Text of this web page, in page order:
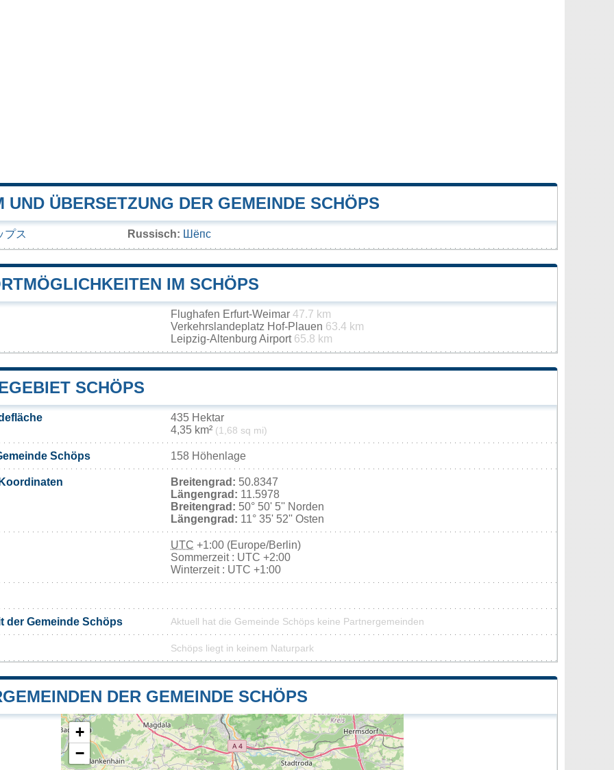
UND ÜBERSETZUNG DER GEMEINDE SCHÖPS
プス Russisch: Шёпс
IM SCHÖPS
Flughafen Erfurt-Weimar 47.7 km
Verkehrslandeplatz Hof-Plauen 63.4 km
Leipzig-Altenburg Airport 65.8 km
SCHÖPS
435 Hektar
4,35 km² (1,68 sq mi)
Schöps 158 Höhenlage
Breitengrad: 50.8347
Längengrad: 11.5978
Breitengrad: 50° 50' 5'' Norden
Längengrad: 11° 35' 52'' Osten
UTC +1:00 (Europe/Berlin)
Sommerzeit : UTC +2:00
Winterzeit : UTC +1:00
der Gemeinde Schöps Aktuell hat die Gemeinde Schöps keine Partnergemeinden
Schöps liegt in keinem Naturpark
DER GEMEINDE SCHÖPS
+
−